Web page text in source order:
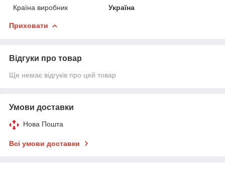
Країна виробник
Україна
Приховати
Відгуки про товар
Ще немає відгуків про цей товар
Умови доставки
Нова Пошта
Всі умови доставки